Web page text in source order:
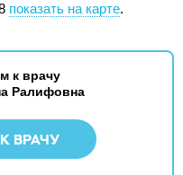
показать на карте.
к врачу
Ралифовна
ВРАЧУ